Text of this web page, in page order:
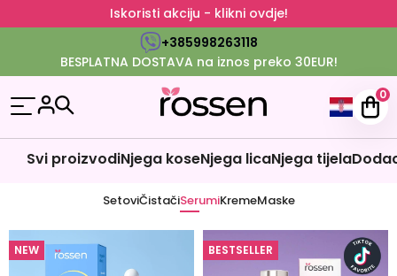
Iskoristi akciju - klikni ovdje!
+385998263118
BESPLATNA DOSTAVA na iznos preko 30EUR!
0
Svi proizvodiNjega koseNjega licaNjega tijela
SetoviČistačiSerumiKremeMaske
NEW BESTSELLER